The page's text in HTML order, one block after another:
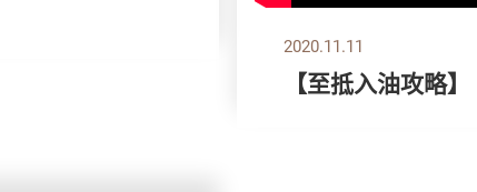
2020.11.11
【至抵入油攻略】